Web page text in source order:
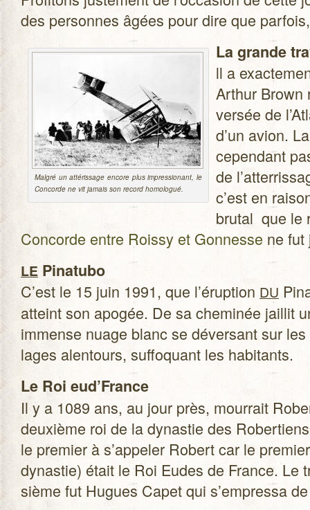
des per­sonnes âgées pour dire que
Mal­gré un atté­ris­sage encore plus impres­sio­nant, le
Concorde ne vit jamais son record homologué.
La grande
ll a
Arthur
ver­sée de
d’un avion.
cepen­dant
de
c’est en
bru­tal que le
Concorde entre Roissy et Gon­nesse ne fut
LE Pina­tubo
C’est le 15 juin 1991, que l’éruption DU
atteint son apo­gée. De sa che­mi­née jaillit
immense nuage blanc se déver­sant sur
lages alen­tours, suf­fo­quant les habi­tants.
Le Roi eud’France
Il y a 1089 ans, au jour près, mour­rait
deuxième roi de la dynas­tie des
le pre­mier à s’appeler Robert car le
dynas­tie) était le Roi Eudes de France. Le
sième fut Hugues Capet qui s’empressa